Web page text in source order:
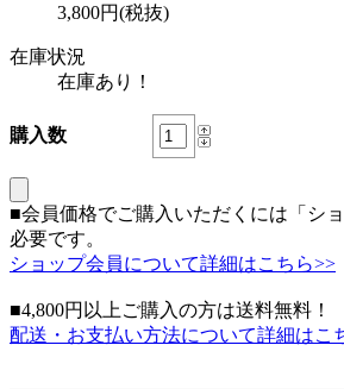
3,800円(税抜)
在庫状況
在庫あり！
購入数
■会員価格でご購入いただくには「シ
必要です。
ショップ会員について詳細はこちら>>
■4,800円以上ご購入の方は送料無料！
配送・お支払い方法について詳細はこ